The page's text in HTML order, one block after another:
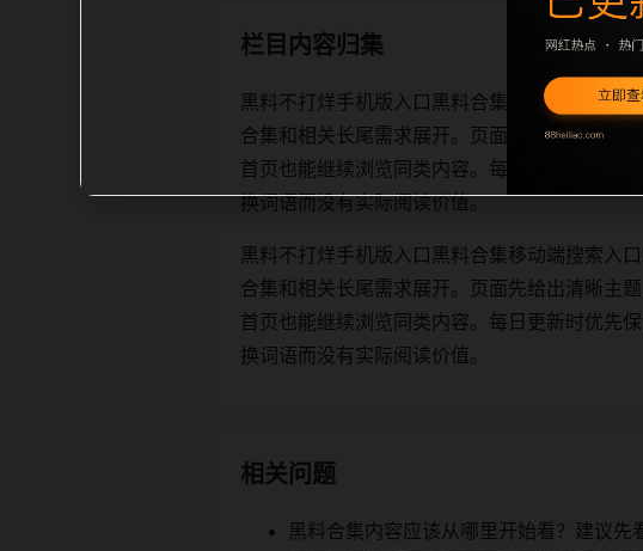
栏目内容归集
黑料不打烊手机版入口黑料合集移动端搜索入
合集和相关长尾需求展开。页面先给出清晰主
首页也能继续浏览同类内容。每日更新时优先
换词语而没有实际阅读价值。
黑料不打烊手机版入口黑料合集移动端搜索入
合集和相关长尾需求展开。页面先给出清晰主
首页也能继续浏览同类内容。每日更新时优先
换词语而没有实际阅读价值。
相关问题
黑料合集内容应该从哪里开始看？建议先